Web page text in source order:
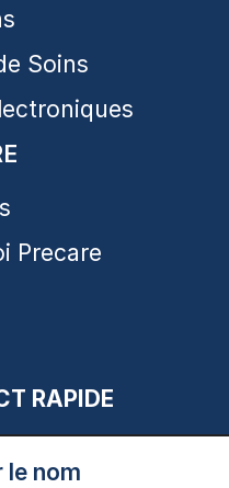
Soins
Precare
RAPIDE